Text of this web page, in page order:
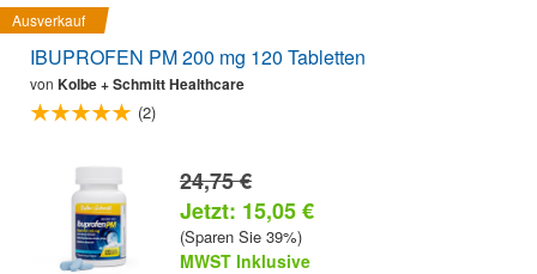
Ausverkauf
IBUPROFEN PM 200 mg 120 Tabletten
von Kolbe + Schmitt Healthcare
(2)
24,75 €
Jetzt: 15,05 €
(Sparen Sie 39%)
MWST Inklusive